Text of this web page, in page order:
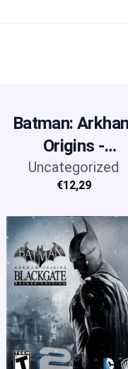
Batman:
Origins -
Blackgate
Edition)
Uncategorized
€12,29